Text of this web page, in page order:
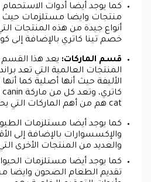
كما يوجد أيضا أدوات
منتجات وايضا مستلزمات حيث
أنواع جيدة من هذه المنتجات
خصم تينا كاتري بالإضافة إلى
قسم الماركات: يعد هذا
المنتجات العالمية التي تعد
الأليفة حيث أنها أصلية كما
cat هم من أهم الماركات التي يحتوي عليها المتجر.
كما يوجد أيضا مستلزمات
والإكسسوارات بالإضافة إلى
والعديد من المنتجات الأخرى
كما يوجد أيضا مستلزمات
تقديم الطعام الصحون وايضا